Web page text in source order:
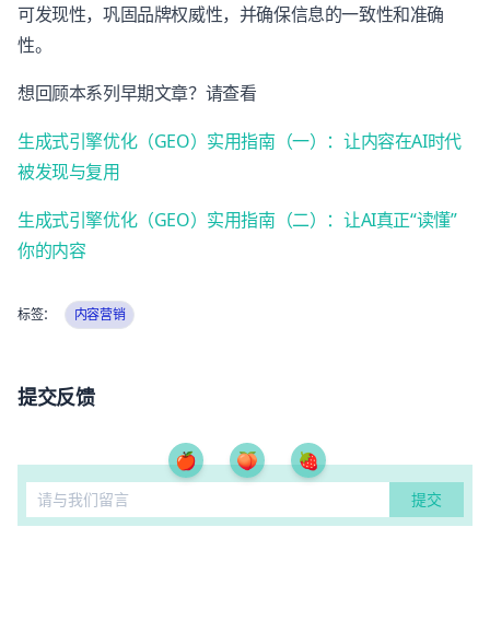
可发现性，巩固品牌权威性，并确保信息的一致性和准确
性。
想回顾本系列早期文章？请查看
生成式引擎优化（GEO）实用指南（一）：让内容在AI时代
被发现与复用
生成式引擎优化（GEO）实用指南（二）：让AI真正“读懂”
你的内容
标签： 内容营销
提交反馈
🍎 🍑 🍓